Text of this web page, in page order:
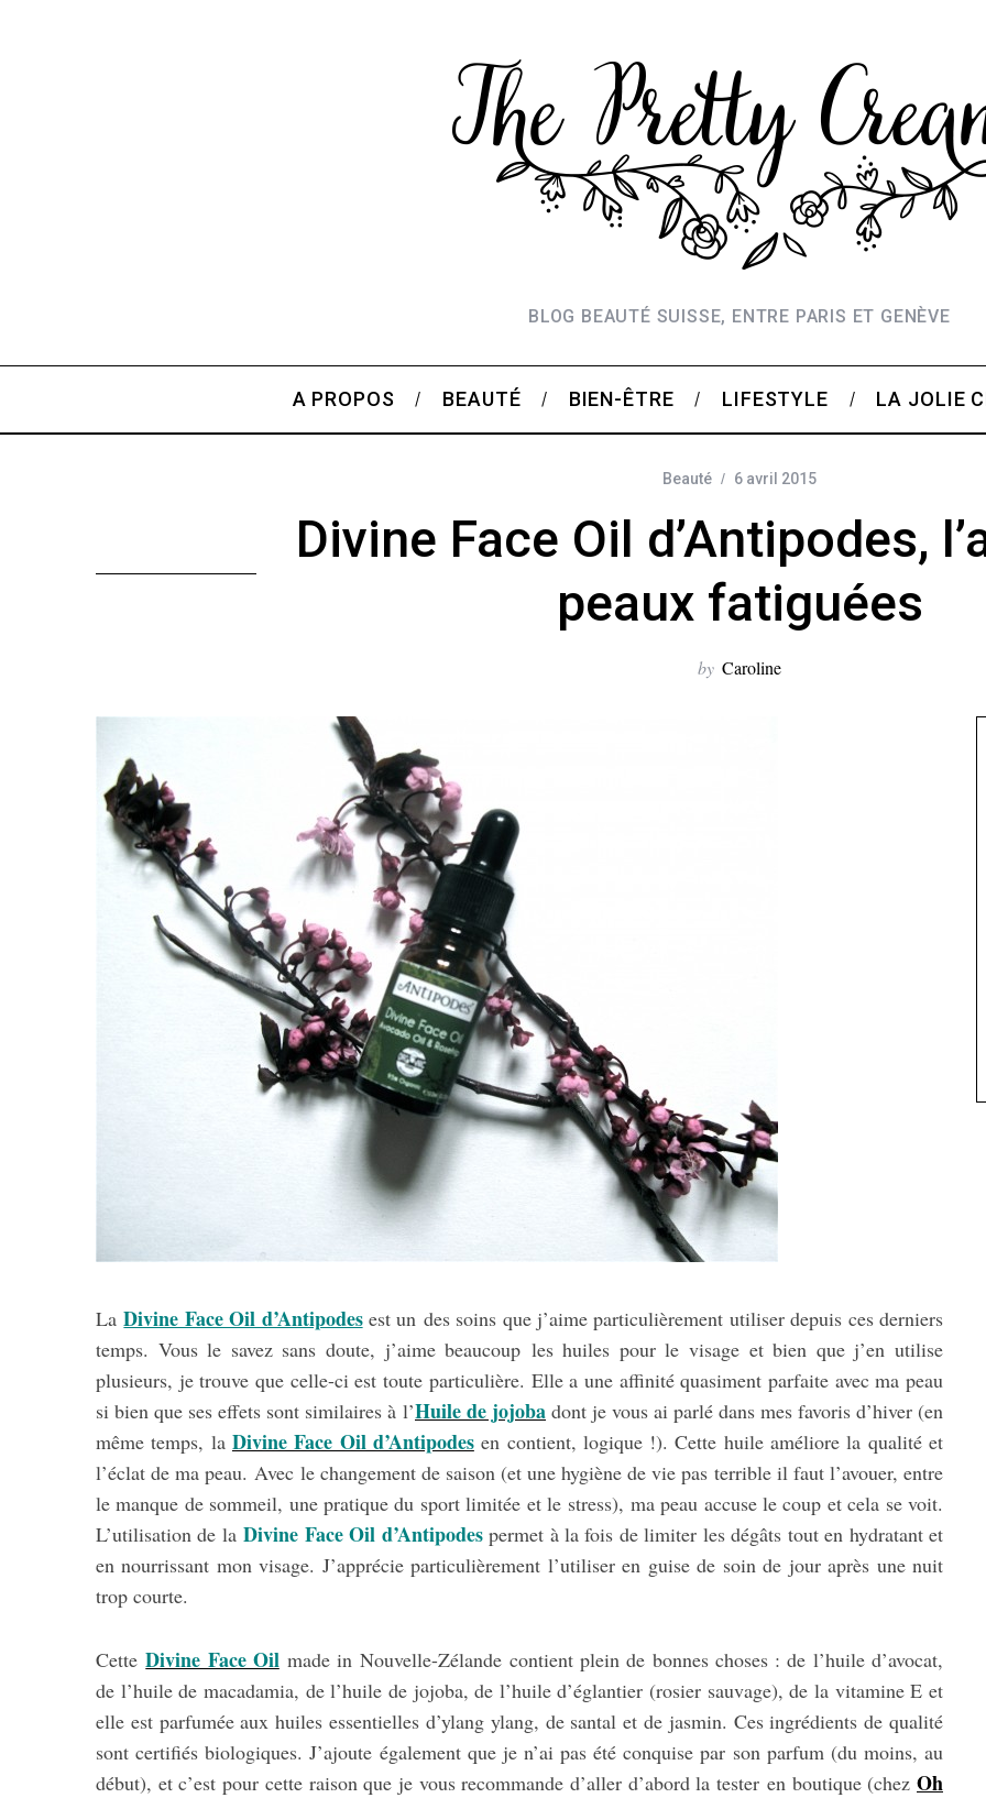
BLOG BEAUTÉ SUISSE, ENTRE PARIS ET GENÈVE
A PROPOS BEAUTÉ BIEN-ÊTRE LIFESTYLE LA JOLIE
Beauté 6 avril 2015
Divine Face Oil d’Antipodes,
peaux fatiguées
by Caroline
LaDivine Face Oil d’Antipodesest un des soins que j’aime particulièrement utiliser depuis ces derniers
temps. Vous le savez sans doute, j’aime beaucoup les huiles pour le visage et bien que j’en utilise
plusieurs, je trouve que celle-ci est toute particulière. Elle a une affinité quasiment parfaite avec ma peau
si bien que ses effets sont similaires à l’Huile de jojoba dont je vous ai parlé dans mes favoris d’hiver (en
même temps, la Divine Face Oil d’Antipodesen contient, logique !). Cette huile améliore la qualité et
l’éclat de ma peau. Avec le changement de saison (et une hygiène de vie pas terrible il faut l’avouer, entre
le manque de sommeil, une pratique du sport limitée et le stress), ma peau accuse le coup et cela se voit.
L’utilisation de laDivine Face Oil d’Antipodespermet à la fois de limiter les dégâts tout en hydratant et
en nourrissant mon visage. J’apprécie particulièrement l’utiliser en guise de soin de jour après une nuit
trop courte.
CetteDivine Face Oilmade in Nouvelle-Zélande contient plein de bonnes choses : de l’huile d’avocat,
de l’huile de macadamia, de l’huile de jojoba, de l’huile d’églantier (rosier sauvage), de la vitamine E et
elle est parfumée aux huiles essentielles d’ylang ylang, de santal et de jasmin. Ces ingrédients de qualité
sont certifiés biologiques. J’ajoute également que je n’ai pas été conquise par son parfum (du moins, au
début), et c’est pour cette raison que je vous recommande d’aller d’abord la tester en boutique (chez Oh